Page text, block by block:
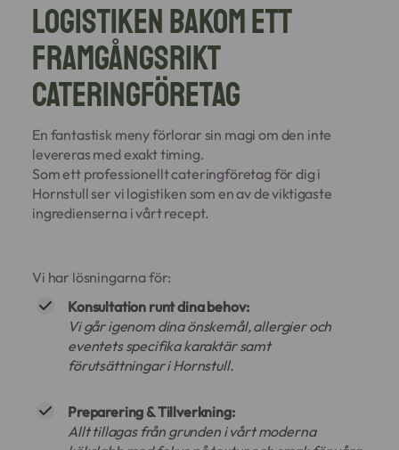
Logistiken bakom ett
framgångsrikt
cateringföretag
En fantastisk meny förlorar sin magi om den inte
levereras med exakt timing.
Som ett professionellt cateringföretag för dig i
Hornstull ser vi logistiken som en av de viktigaste
ingredienserna i vårt recept.
Vi har lösningarna för:
Konsultation runt dina behov:
Vi går igenom dina önskemål, allergier och
eventets specifika karaktär samt
förutsättningar i Hornstull.
Preparering & Tillverkning:
Allt tillagas från grunden i vårt moderna